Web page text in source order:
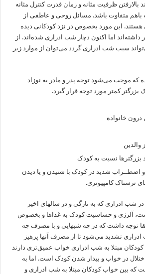
ظرفیت مثانه و زمان قدرت کنترل مثانه
متفاوت باشد. مسائل روحی و عاطفی از
این مورد بخصوص در نزد کودکانی دیده
داشته‌اند اما اکنون دچار شب ادراری شده‌اند. از
سبب شب ادراری گردد می‌توان از موارد زیر
که موجب می‌شود توجه پدر و مادر به نوزاد
کمتر مورد توجه قرار گیرد.
خانواده
بزرگترها نسبت به کودک
و اضطــراب شدید در کودک با شنیدن و یا دیدن
ترسناک کامپیوتری.
شب ادراری که به تازگی و در سالهای اخیر
آلرژی و حساسیت کودک به غذاها و بخصوص
توجه داشت که در چه شبهایی و با مصرف چه
ادراری تشدید می‌شود تا از مصرف آنها پرهیز
مبتلا به شب ادراری خواب عمیق‌تری دارند
در خواب و بیدار شدن کودک است. اما به
که بین خواب کودکان مبتلا به شب ادراری و